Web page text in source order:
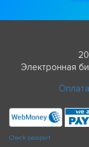
Электронная
Check passport